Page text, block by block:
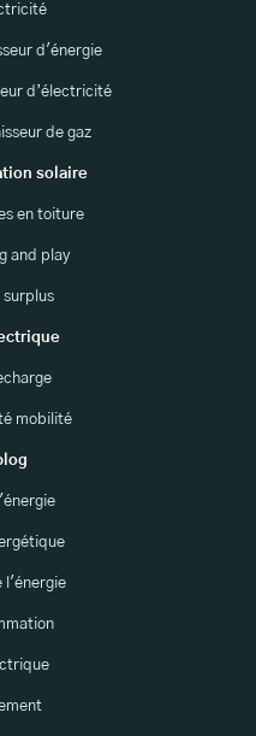
d'énergie
d’électricité
de gaz
solaire
en toiture
and play
surplus
mobilité
l'énergie